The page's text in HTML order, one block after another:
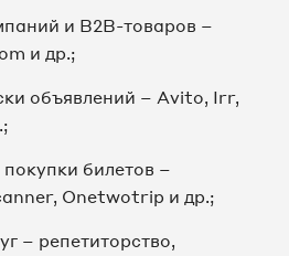
и B2B-товаров –
и др.;
объявлений – Avito, Irr,
билетов –
Onetwotrip и др.;
– репетиторство,